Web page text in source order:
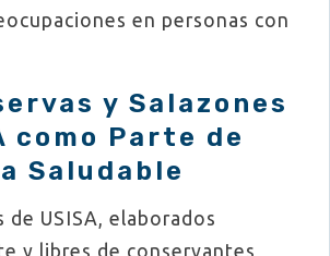
en personas con
y Salazones
como Parte de
Saludable
de USISA, elaborados
y libres de conservantes